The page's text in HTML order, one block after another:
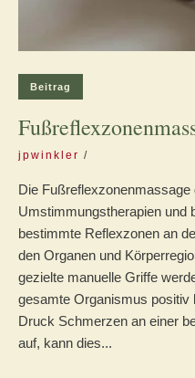
Beitrag
jpwinkler
Die
Umstimmungstherapien und
bestimmte Reflexzonen an
den Organen und
gezielte manuelle Griffe
gesamte Organismus positiv
Druck Schmerzen an einer
auf, kann dies...